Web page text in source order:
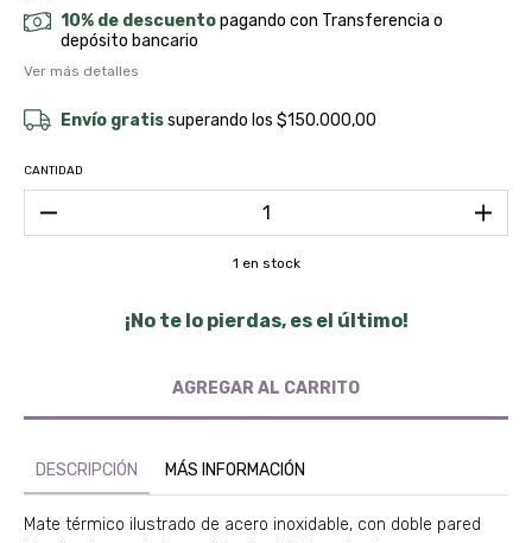
10% de descuentopagando con Transferencia o
depósito bancario
Ver más detalles
Envío gratissuperando los$150.000,00
CANTIDAD
1 en stock
¡No te lo pierdas, es el último!
DESCRIPCIÓN MÁS INFORMACIÓN
Mate térmico ilustrado de acero inoxidable, con doble pared